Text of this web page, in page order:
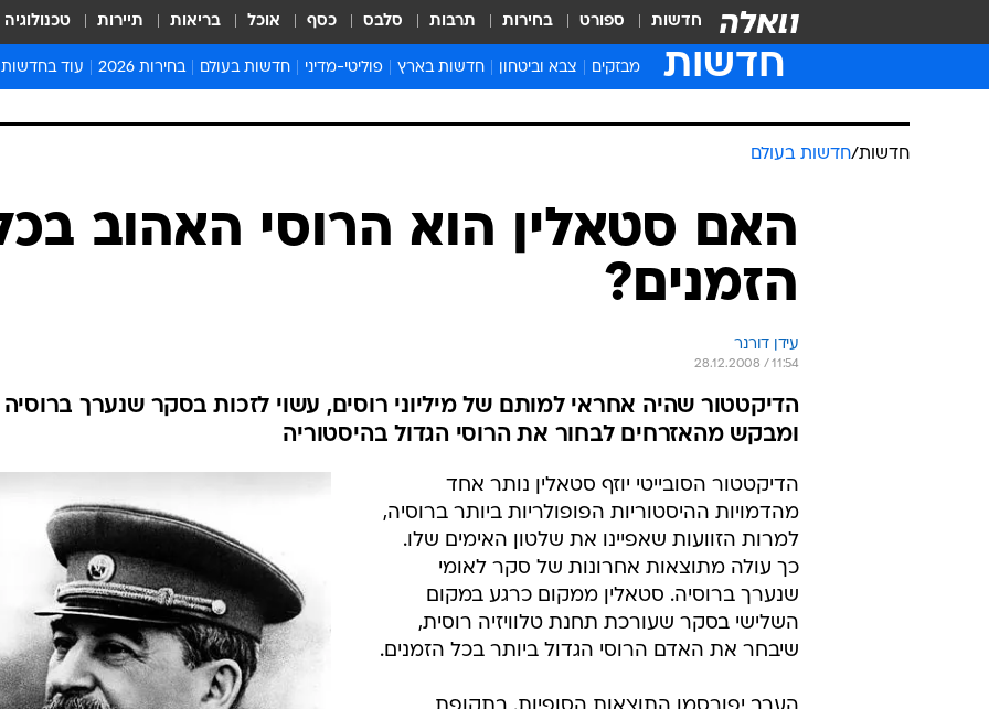
חדשות ספורט בחירות תרבות סלבס כסף אוכל בריאות תיירות טכנולוגיה
חדשות מבזקים צבא וביטחון חדשות בארץ פוליטי-מדיני חדשות בעולם
אפריקה
בחירות 2026 עוד בחדשות
מדע וסביבה
לוח שנה
חדשות
המייל האדום
חדשות/חדשות בעולם
האם סטאלין הוא הרוסי האהוב
הזמנים?
עידן דורנר
28.12.2008 / 11:54
הדיקטטור שהיה אחראי למותם של מיליוני רוסים, עשוי לזכות בסקר שנערך ברוסיה
ומבקש מהאזרחים לבחור את הרוסי הגדול בהיסטוריה
הדיקטטור הסובייטי יוזף סטאלין נותר אחד
מהדמויות ההיסטוריות הפופולריות ביותר ברוסיה,
למרות הזוועות שאפיינו את שלטון האימים שלו.
כך עולה מתוצאות אחרונות של סקר לאומי
שנערך ברוסיה. סטאלין ממקום כרגע במקום
השלישי בסקר שעורכת תחנת טלוויזיה רוסית,
שיבחר את האדם הרוסי הגדול ביותר בכל הזמנים.